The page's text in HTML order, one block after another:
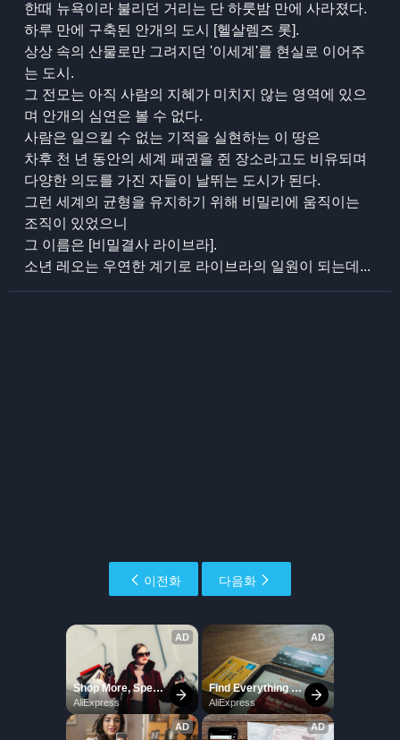
한때 뉴욕이라 불리던 거리는 단 하룻밤 만에 사라졌다.
하루 만에 구축된 안개의 도시 [헬살렘즈 롯].
상상 속의 산물로만 그려지던 '이세계'를 현실로 이어주
는 도시.
그 전모는 아직 사람의 지혜가 미치지 않는 영역에 있으
며 안개의 심연은 볼 수 없다.
사람은 일으킬 수 없는 기적을 실현하는 이 땅은
차후 천 년 동안의 세계 패권을 쥔 장소라고도 비유되며
다양한 의도를 가진 자들이 날뛰는 도시가 된다.
그런 세계의 균형을 유지하기 위해 비밀리에 움직이는
조직이 있었으니
그 이름은 [비밀결사 라이브라].
소년 레오는 우연한 계기로 라이브라의 일원이 되는데...
이전화 다음화